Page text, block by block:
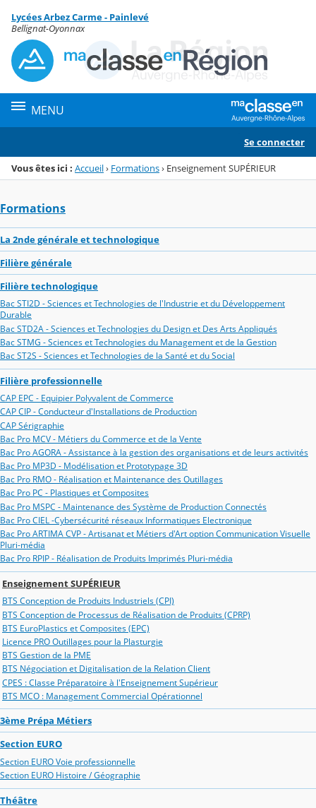
Menu de la rubrique
Contenu
Lycées Arbez Carme - Painlevé
Bellignat-Oyonnax
MENU
Se connecter
Vous êtes ici : Accueil› Formations› Enseignement SUPÉRIEUR
Formations
La 2nde générale et technologique
Filière générale
Filière technologique
Bac STI2D - Sciences et Technologies de l'Industrie et du Développement
Durable
Bac STD2A - Sciences et Technologies du Design et Des Arts Appliqués
Bac STMG - Sciences et Technologies du Management et de la Gestion
Bac ST2S - Sciences et Technologies de la Santé et du Social
Filière professionnelle
CAP EPC - Equipier Polyvalent de Commerce
CAP CIP - Conducteur d'Installations de Production
CAP Sérigraphie
Bac Pro MCV - Métiers du Commerce et de la Vente
Bac Pro AGORA - Assistance à la gestion des organisations et de leurs activités
Bac Pro MP3D - Modélisation et Prototypage 3D
Bac Pro RMO - Réalisation et Maintenance des Outillages
Bac Pro PC - Plastiques et Composites
Bac Pro MSPC - Maintenance des Système de Production Connectés
Bac Pro CIEL -Cybersécurité réseaux Informatiques Electronique
Bac Pro ARTIMA CVP - Artisanat et Métiers d'Art option Communication Visuelle
Pluri-média
Bac Pro RPIP - Réalisation de Produits Imprimés Pluri-média
Enseignement SUPÉRIEUR
BTS Conception de Produits Industriels (CPI)
BTS Conception de Processus de Réalisation de Produits (CPRP)
BTS EuroPlastics et Composites (EPC)
Licence PRO Outillages pour la Plasturgie
BTS Gestion de la PME
BTS Négociation et Digitalisation de la Relation Client
CPES : Classe Préparatoire à l'Enseignement Supérieur
BTS MCO : Management Commercial Opérationnel
3ème Prépa Métiers
Section EURO
Section EURO Voie professionnelle
Section EURO Histoire / Géographie
Théâtre